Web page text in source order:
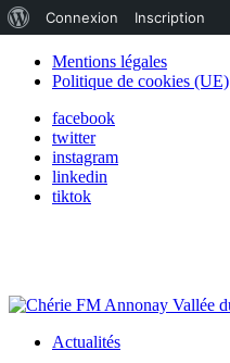
Mentions légales
Politique de cookies (UE)
facebook
twitter
instagram
linkedin
tiktok
Actualités
de
WordPress
Connexion Inscription